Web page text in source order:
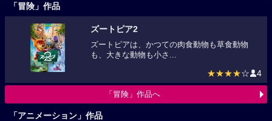
「冒険」作品
ズートピア2
ズートピアは、かつての肉食動物も草食動物
も、大きな動物も小さ...
★★★★☆ 4
「冒険」作品へ
「アニメーション」作品